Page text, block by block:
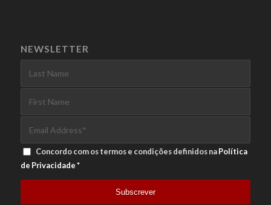
NEWSLETTER
Concordo com os termos e condições definidos naPolítica
de Privacidade*